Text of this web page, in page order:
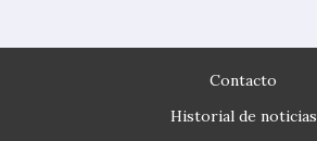
Contacto
Historial de noticias